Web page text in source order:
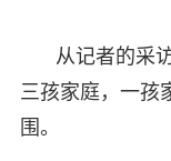
从记者的采
三孩家庭，一孩
围。